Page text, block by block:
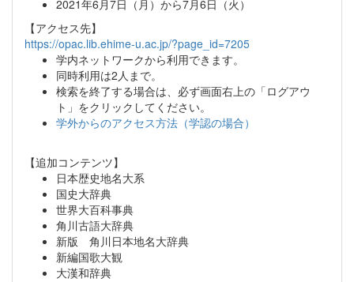
2021年6月7日（月）から7月6日（火）
【アクセス先】
https://opac.lib.ehime-u.ac.jp/?page_id=7205
学内ネットワークから利用できます。
同時利用は2人まで。
検索を終了する場合は、必ず画面右上の「ログアウ
ト」をクリックしてください。
学外からのアクセス方法（学認の場合）
【追加コンテンツ】
日本歴史地名大系
国史大辞典
世界大百科事典
角川古語大辞典
新版 角川日本地名大辞典
新編国歌大観
大漢和辞典